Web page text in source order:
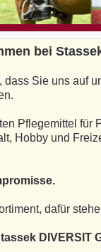
bei
dass Sie uns auf
Pflegemittel für
Hobby und
dafür
DIVERSIT